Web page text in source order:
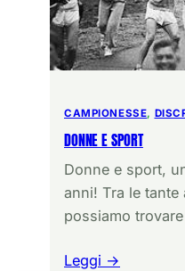
CAMPIONESSE,
DONNE E SPORT
Donne e sport,
anni! Tra le
possiamo
Leggi →